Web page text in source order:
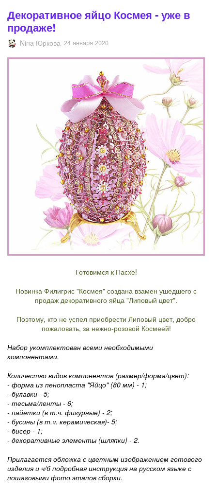
Декоративное яйцо Космея - уже в
продаже!
Nina Юркова 24 января 2020
Готовимся к Пасхе!
Новинка Филигрис "Космея" создана взамен ушедшего с
продаж декоративного яйца "Липовый цвет".
Поэтому, кто не успел приобрести Липовый цвет, добро
пожаловать, за нежно-розовой Космеей!
Набор укомплектован всеми необходимыми
компонентами.
Количество видов компонентов (размер/форма/цвет):
- форма из пенопласта "Яйцо" (80 мм) - 1;
- булавки - 5;
- тесьма/ленты - 6;
- пайетки (в т.ч. фигурные) - 2;
- бусины (в т.ч. керамическая)- 5;
- бисер - 1;
- декоративные элементы (шляпки) - 2.
Прилагается обложка с цветным изображением готового
изделия и ч/б подробная инструкция на русском языке с
пошаговыми фото этапов сборки.